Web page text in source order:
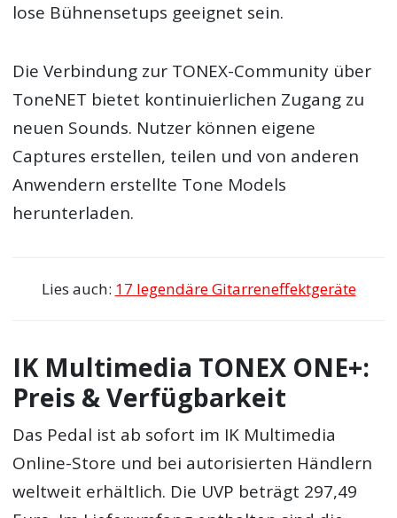
lose Bühnensetups geeignet sein.
Die Verbindung zur TONEX-Community über
ToneNET bietet kontinuierlichen Zugang zu
neuen Sounds. Nutzer können eigene
Captures erstellen, teilen und von anderen
Anwendern erstellte Tone Models
herunterladen.
Lies auch: 17 legendäre Gitarreneffektgeräte
IK Multimedia TONEX ONE+:
Preis & Verfügbarkeit
Das Pedal ist ab sofort im IK Multimedia
Online-Store und bei autorisierten Händlern
weltweit erhältlich. Die UVP beträgt 297,49